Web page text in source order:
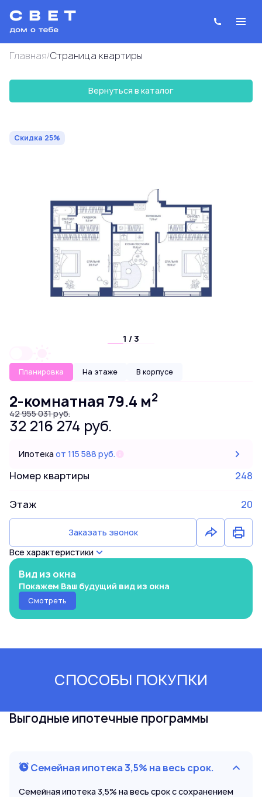
Главная/Cтраница квартиры
Вернуться в каталог
79.4 м2
42 955 031 руб.
Ипотекаот 115 588 руб.
Скидка 25%
1 / 3
Планировка На этаже В корпусе
2-комнатная 79.4 м2
42 955 031 руб.
32 216 274 руб.
Ипотекаот 115 588 руб.
Номер квартиры 248
Этаж 20
Заказать звонок
Все характеристики
Вид из окна
Покажем Ваш будущий вид из окна
Смотреть
СПОСОБЫ ПОКУПКИ
Выгодные ипотечные программы
Семейная ипотека 3,5% на весь срок.
Семейная ипотека 3,5% на весь срок с сохранением